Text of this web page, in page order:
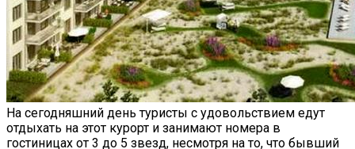
На сегодняшний день туристы с удовольствием едут
отдыхать на этот курорт и занимают номера в
гостиницах от 3 до 5 звезд, несмотря на то, что бывший